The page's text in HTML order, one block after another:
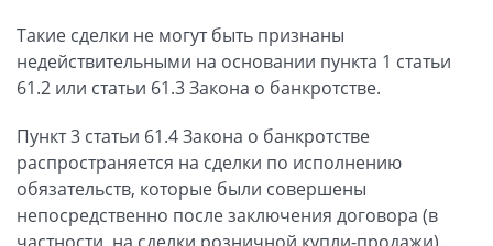
Такие сделки не могут быть признаны
недействительными на основании пункта 1 статьи
61.2 или статьи 61.3 Закона о банкротстве.
Пункт 3 статьи 61.4 Закона о банкротстве
распространяется на сделки по исполнению
обязательств, которые были совершены
непосредственно после заключения договора (в